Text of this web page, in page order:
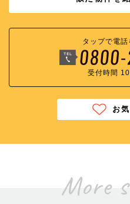
お
タップで電
受付時間
More